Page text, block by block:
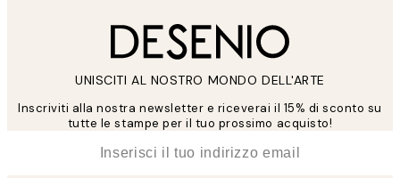
UNISCITI AL NOSTRO MONDO DELL'ARTE
Inscriviti alla nostra newsletter e riceverai il 15% di sconto su
tutte le stampe per il tuo prossimo acquisto!